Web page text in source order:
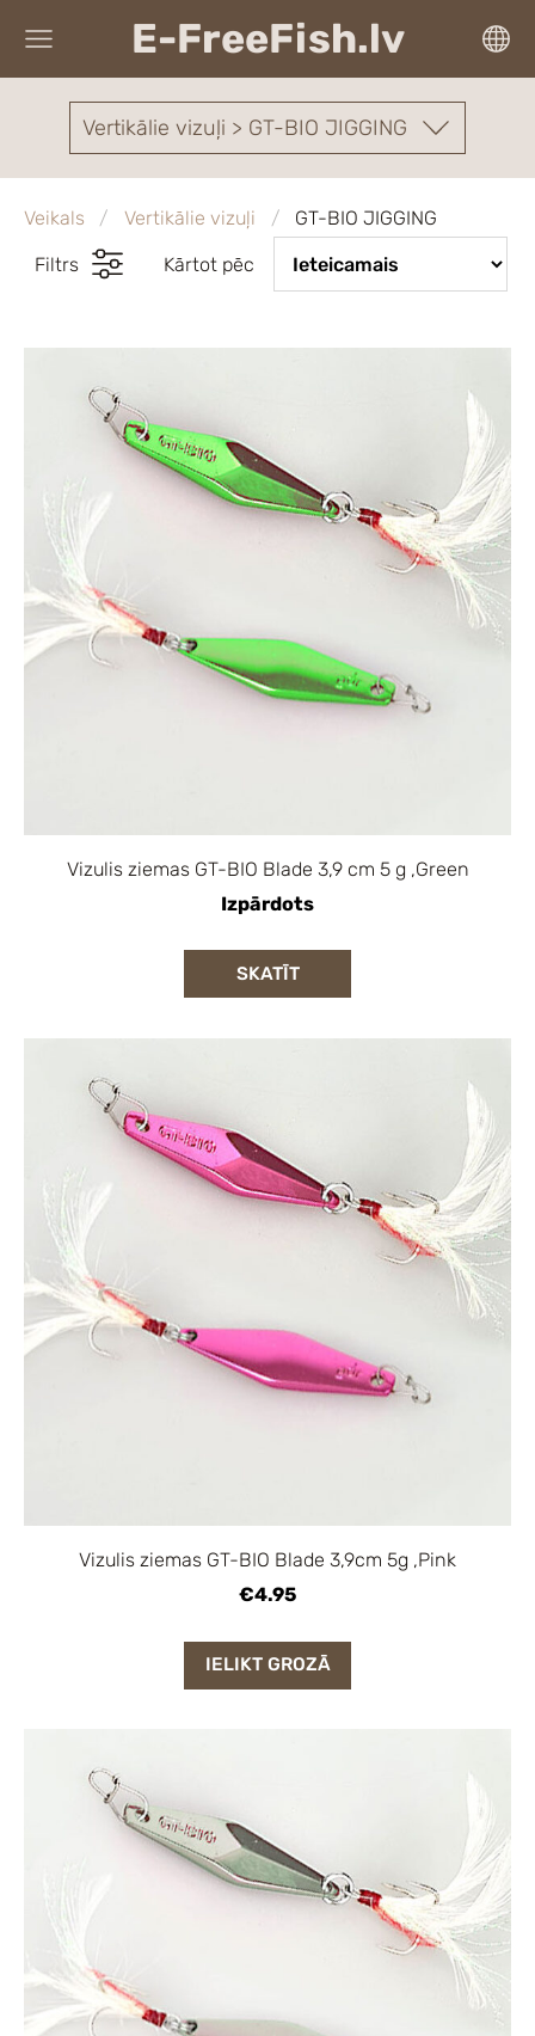
E-FreeFish.lv
Vertikālie vizuļi > GT-BIO JIGGING
Veikals Vertikālie vizuļi GT-BIO JIGGING
Filtrs Kārtot pēc
Vizulis ziemas GT-BIO Blade 3,9 cm 5 g ,Green
Izpārdots
SKATĪT
Vizulis ziemas GT-BIO Blade 3,9cm 5g ,Pink
€4.95
IELIKT GROZĀ